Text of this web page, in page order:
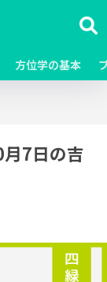
方位学の基本
7日の吉